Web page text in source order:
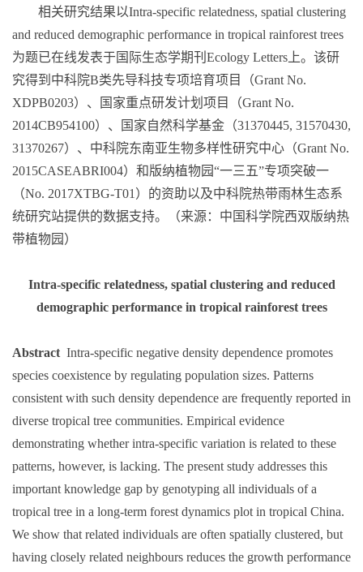
相关研究结果以Intra-specific relatedness, spatial clustering
and reduced demographic performance in tropical rainforest trees
为题已在线发表于国际生态学期刊 Ecology Letters上。该研
究得到中科院B类先导科技专项培育项目（Grant No.
XDPB0203）、国家重点研发计划项目（Grant No.
2014CB954100）、国家自然科学基金（31370445, 31570430,
31370267）、中科院东南亚生物多样性研究中心（Grant No.
2015CASEABRI004）和版纳植物园“一三五”专项突破一
（No. 2017XTBG-T01）的资助以及中科院热带雨林生态系
统研究站提供的数据支持。（来源：中国科学院西双版纳热
带植物园）
Intra-specific relatedness, spatial clustering and reduced
demographic performance in tropical rainforest trees
Abstract Intra‐specific negative density dependence promotes
species coexistence by regulating population sizes. Patterns
consistent with such density dependence are frequently reported in
diverse tropical tree communities. Empirical evidence
demonstrating whether intra‐specific variation is related to these
patterns, however, is lacking. The present study addresses this
important knowledge gap by genotyping all individuals of a
tropical tree in a long‐term forest dynamics plot in tropical China.
We show that related individuals are often spatially clustered, but
having closely related neighbours reduces the growth performance